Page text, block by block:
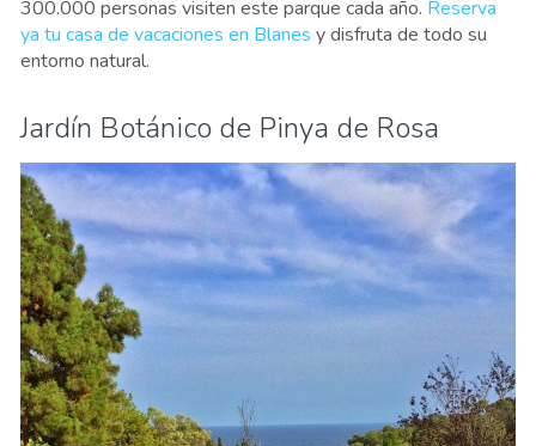
300.000 personas visiten este parque cada año. Reserva
ya tu casa de vacaciones en Blanes y disfruta de todo su
entorno natural.
Jardín Botánico de Pinya de Rosa